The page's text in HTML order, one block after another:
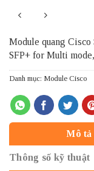
Module quang Cisco
SFP+ for Multi
Danh mục: Module Cisco
Mô tả
Thông số kỹ thuật